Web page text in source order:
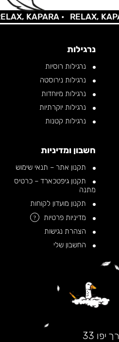
KAPARA • RELAX,
נרגילות
נרגילות רוסיות
נרגילות נירוסטה
נרגילות מיוחדות
נרגילות יוקרתיות
נרגילות קטנות
חשבון ומדיניות
תקנון אתר – תנאי שימוש
תקנון גיפטכארד – כרטיס
מתנה
תקנון מועדון לקוחות
מדיניות פרטיות
?
הצהרת נגישות
החשבון שלי
יפו 33